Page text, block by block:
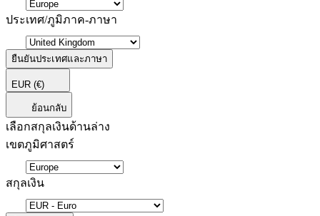
ประเทศ/ภูมิภาค-ภาษา
ยืนยันประเทศและภาษา
EUR (€)
ย้อนกลับ
เลือกสกุลเงินด้านล่าง
เขตภูมิศาสตร์
สกุลเงิน